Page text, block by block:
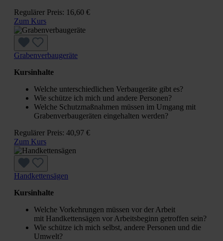
Regulärer Preis: 16,60 €
Zum Kurs
Grabenverbaugeräte
Kursinhalte
Welche unterschiedlichen Verbaugeräte gibt es?
Wie schütze ich mich und andere Personen?
Welche Schutzmaßnahmen müssen im Umgang mit
Grabenverbaugeräten eingehalten werden?
Regulärer Preis: 40,97 €
Zum Kurs
Handkettensägen
Kursinhalte
Welche Vorkehrungen müssen vor der Arbeit
mit Handkettensägen vor Arbeitsbeginn getroffen sein?
Wie schütze ich mich selbst, andere Personen und die
Umwelt?